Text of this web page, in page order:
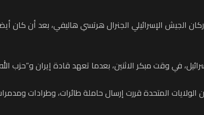
في وقت مبكر الاثنين، بعدما تعهد قادة إيران و”حزب
المتحدة قررت إرسال حاملة طائرات، وطرادات